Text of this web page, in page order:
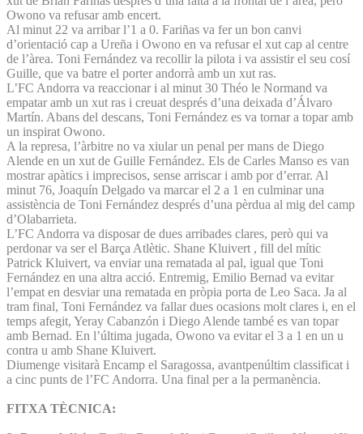
Owono va refusar amb encert.
Al minut 22 va arribar l’1 a 0. Fariñas va fer un bon canvi
d’orientació cap a Ureña i Owono en va refusar el xut cap al centre
de l’àrea. Toni Fernández va recollir la pilota i va assistir el seu cosí
Guille, que va batre el porter andorrà amb un xut ras.
L’FC Andorra va reaccionar i al minut 30 Théo le Normand va
empatar amb un xut ras i creuat després d’una deixada d’Álvaro
Martín. Abans del descans, Toni Fernández es va tornar a topar amb
un inspirat Owono.
A la represa, l’àrbitre no va xiular un penal per mans de Diego
Alende en un xut de Guille Fernández. Els de Carles Manso es van
mostrar apàtics i imprecisos, sense arriscar i amb por d’errar. Al
minut 76, Joaquín Delgado va marcar el 2 a 1 en culminar una
assistència de Toni Fernández després d’una pèrdua al mig del camp
d’Olabarrieta.
L’FC Andorra va disposar de dues arribades clares, però qui va
perdonar va ser el Barça Atlètic. Shane Kluivert , fill del mític
Patrick Kluivert, va enviar una rematada al pal, igual que Toni
Fernández en una altra acció. Entremig, Emilio Bernad va evitar
l’empat en desviar una rematada en pròpia porta de Leo Saca. Ja al
tram final, Toni Fernández va fallar dues ocasions molt clares i, en el
temps afegit, Yeray Cabanzón i Diego Alende també es van topar
amb Bernad. En l’última jugada, Owono va evitar el 3 a 1 en un u
contra u amb Shane Kluivert.
Diumenge visitarà Encamp el Saragossa, avantpenúltim classificat i
a cinc punts de l’FC Andorra. Una final per a la permanència.
FITXA TÈCNICA: